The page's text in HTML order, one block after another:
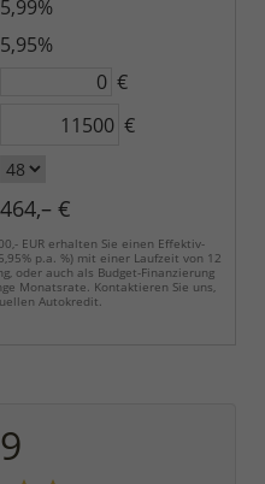
5,99%
5,95%
€
€
464,– €
EUR erhalten Sie einen Effektiv-
p.a. %) mit einer Laufzeit von 12
oder auch als Budget-Finanzierung
Monatsrate. Kontaktieren Sie uns,
Autokredit.